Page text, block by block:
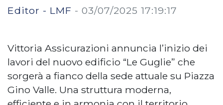
Editor - LMF - 03/07/2025 17:19:17
Vittoria Assicurazioni annuncia l’inizio dei
lavori del nuovo edificio “Le Guglie” che
sorgerà a fianco della sede attuale su Piazza
Gino Valle. Una struttura moderna,